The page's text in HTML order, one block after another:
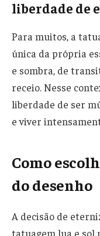
liberdade de
Para muitos, a
única da própria
e sombra, de
receio. Nesse
liberdade de ser
e viver
Como
do desenho
A decisão de
tatuagem lua e sol